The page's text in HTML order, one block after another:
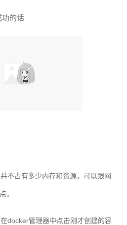
功的话
不占有多少内存和资源，可以跟网
。
docker管理器中点击刚才创建的容